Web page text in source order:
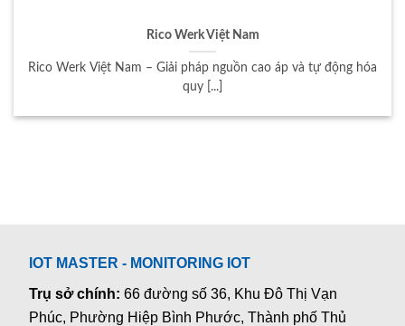
Rico Werk Việt Nam
Rico Werk Việt Nam – Giải pháp nguồn cao áp và tự động hóa
quy [...]
IOT MASTER - MONITORING IOT
Trụ sở chính:66 đường số 36, Khu Đô Thị Vạn
Phúc, Phường Hiệp Bình Phước, Thành phố Thủ